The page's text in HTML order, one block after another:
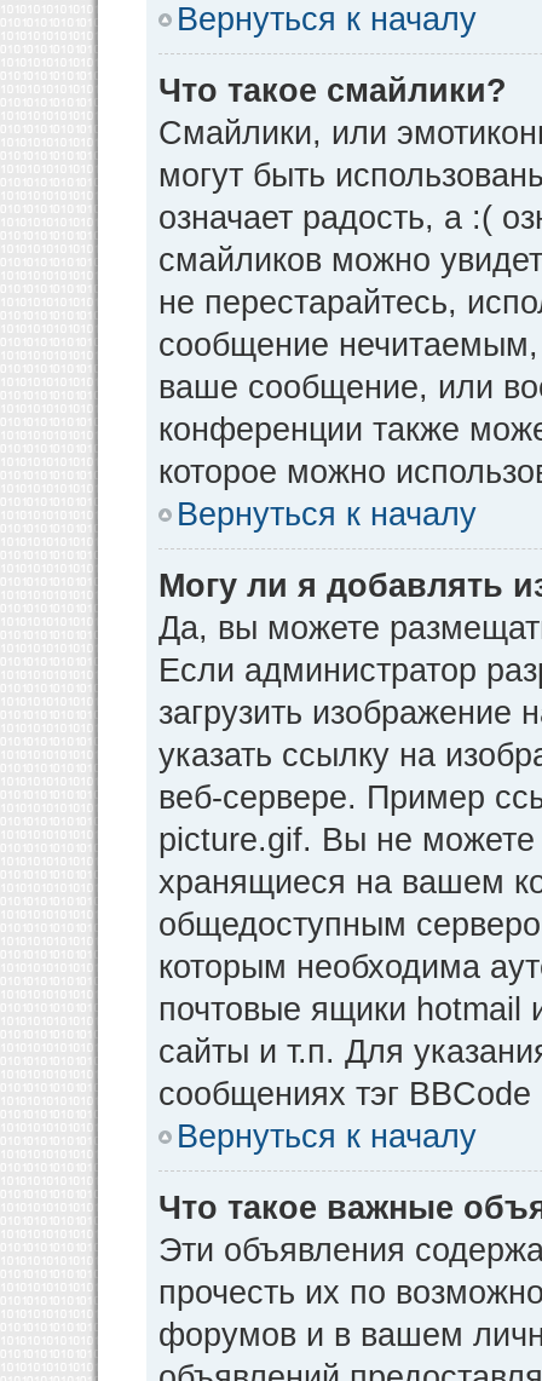
Вернуться к началу
Что такое смайлики?
Смайлики, или
могут быть
означает радость, а :(
смайликов можно
не перестарайтесь,
сообщение нечитаемым,
ваше сообщение, или
конференции также
которое можно
Вернуться к началу
Могу ли я добавлять
Да, вы можете
Если администратор
загрузить
указать ссылку на
веб-сервере. Пример
picture.gif. Вы не можете
хранящиеся на вашем
общедоступным
которым необходима
почтовые ящики
сайты и т.п. Для
сообщениях тэг BBCode
Вернуться к началу
Что такое важные
Эти объявления
прочесть их по
форумов и в вашем